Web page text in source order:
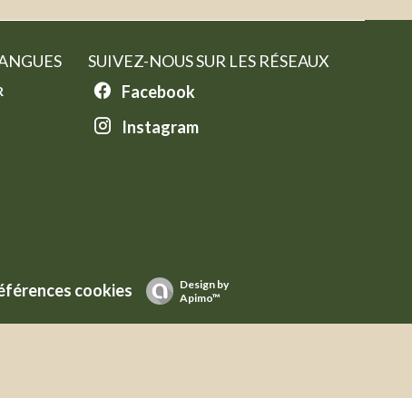
SUIVEZ-NOUS SUR LES RÉSEAUX
Facebook
Instagram
cookies
Design by
Apimo™